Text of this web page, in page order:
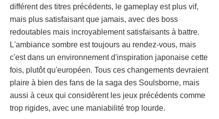
différent des titres précédents, le gameplay est plus vif,
mais plus satisfaisant que jamais, avec des boss
redoutables mais incroyablement satisfaisants à battre.
L'ambiance sombre est toujours au rendez-vous, mais
c'est dans un environnement d'inspiration japonaise cette
fois, plutôt qu'européen. Tous ces changements devraient
plaire à bien des fans de la saga des Soulsborne, mais
aussi à ceux qui considèrent les jeux précédents comme
trop rigides, avec une maniabilité trop lourde.